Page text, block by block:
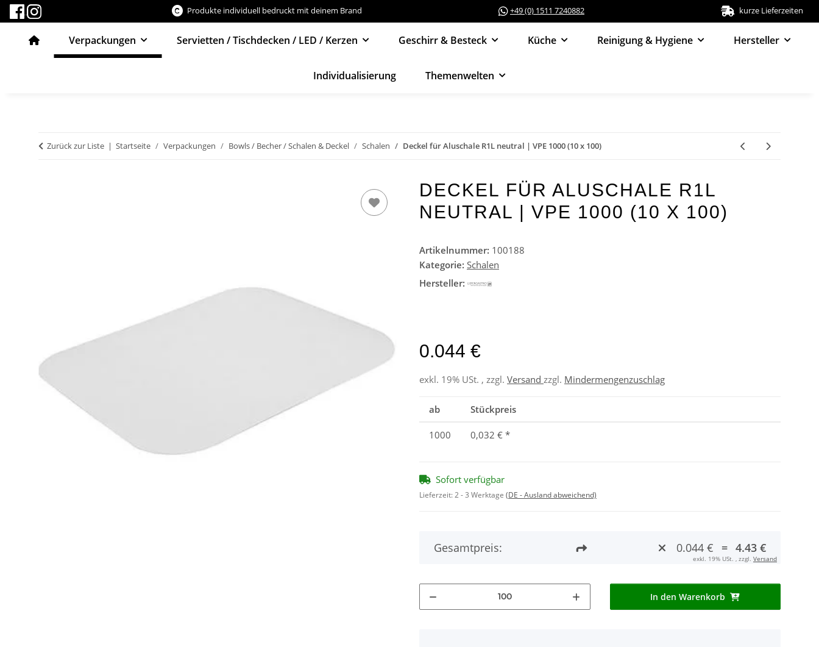
Produkte individuell bedruckt mit deinem Brand +49 (0) 1511 7240882 kurze Lieferzeiten
Verpackungen Servietten / Tischdecken / LED / Kerzen Geschirr & Besteck Küche Reinigung & Hygiene Hersteller
Individualisierung Themenwelten
Zurück zur Liste Startseite Verpackungen Bowls / Becher / Schalen & Deckel Schalen Deckel für Aluschale R1L neutral | VPE 1000 (10 x 100)
DECKEL FÜR ALUSCHALE R1L
NEUTRAL | VPE 1000 (10 X 100)
Artikelnummer: 100188
Kategorie: Schalen
Hersteller:
0.044 €
exkl. 19% USt. , zzgl. Versand zzgl. Mindermengenzuschlag
ab Stückpreis
1000 0,032 € *
Sofort verfügbar
Lieferzeit:2 - 3 Werktage (DE - Ausland abweichend)
Gesamtpreis: 0.044 € = 4.43 €
exkl. 19% USt. , zzgl. Versand
In den Warenkorb